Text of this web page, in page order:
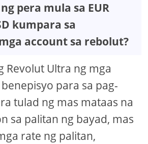
pera mula sa EUR
kumpara sa
account sa rebolut?
Revolut Ultra ng mga
para sa pag-
tulad ng mas mataas na
sa palitan ng bayad, mas
rate ng palitan,